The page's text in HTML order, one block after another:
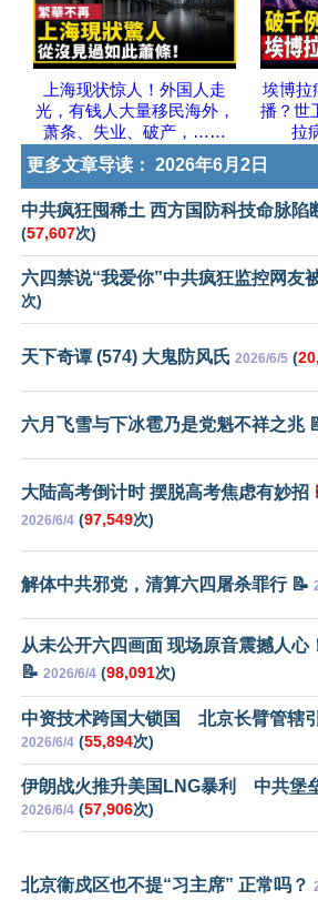
上海现状惊人！外国人走
光，有钱人大量移民海外，
萧条、失业、破产，……
埃博拉
播？世
拉
更多文章导读： 2026年6月2日
中共疯狂囤稀土 西方国防科技命脉陷
(57,607次)
六四禁说“我爱你”中共疯狂监控网友
次)
天下奇谭 (574) 大鬼防风氏 2026/6/5 (
六月飞雪与下冰雹乃是党魁不祥之兆
大陆高考倒计时 摆脱高考焦虑有妙招
2026/6/4 (97,549次)
解体中共邪党，清算六四屠杀罪行 📝
从未公开六四画面 现场原音震撼人心
📝 2026/6/4 (98,091次)
中资技术跨国大锁国 北京长臂管辖
2026/6/4 (55,894次)
伊朗战火推升美国LNG暴利 中共堡
2026/6/4 (57,906次)
北京衞戍区也不提“习主席” 正常吗？